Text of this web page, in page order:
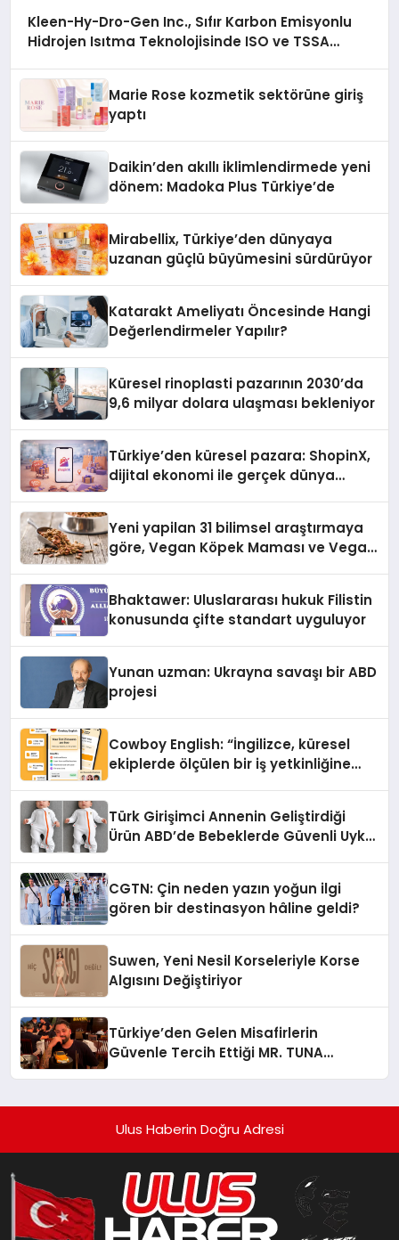
Kleen-Hy-Dro-Gen Inc., Sıfır Karbon Emisyonlu
Hidrojen Isıtma Teknolojisinde ISO ve TSSA
Marie Rose kozmetik sektörüne giriş
yaptı
Daikin’den akıllı iklimlendirmede yeni
dönem: Madoka Plus Türkiye’de
Mirabellix, Türkiye’den dünyaya
uzanan güçlü büyümesini sürdürüyor
Katarakt Ameliyatı Öncesinde Hangi
Değerlendirmeler Yapılır?
Küresel rinoplasti pazarının 2030’da
9,6 milyar dolara ulaşması bekleniyor
Türkiye’den küresel pazara: ShopinX,
dijital ekonomi ile gerçek dünya
Yeni yapilan 31 bilimsel araştırmaya
göre, Vegan Köpek Maması ve Vegan
Bhaktawer: Uluslararası hukuk Filistin
konusunda çifte standart uyguluyor
Yunan uzman: Ukrayna savaşı bir ABD
projesi
Cowboy English: “İngilizce, küresel
ekiplerde ölçülen bir iş yetkinliğine
Türk Girişimci Annenin Geliştirdiği
Ürün ABD’de Bebeklerde Güvenli Uyku
CGTN: Çin neden yazın yoğun ilgi
gören bir destinasyon hâline geldi?
Suwen, Yeni Nesil Korseleriyle Korse
Algısını Değiştiriyor
Türkiye’den Gelen Misafirlerin
Güvenle Tercih Ettiği MR. TUNA
Ulus Haberin Doğru Adresi